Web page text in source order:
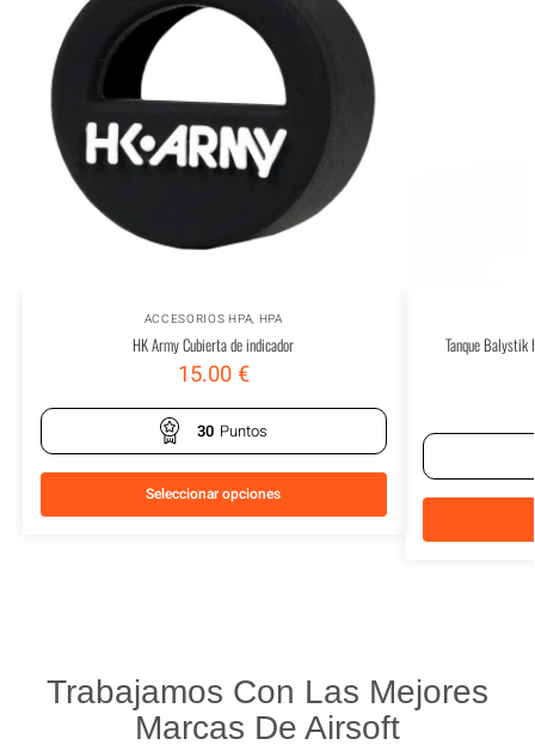
ACCESORIOS HPA, HPA
HK Army Cubierta de indicador
15.00€
30 Puntos
Seleccionar opciones
Tanque
Trabajamos Con Las Mejores
Marcas De Airsoft